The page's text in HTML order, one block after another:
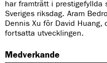
har framträtt i prestigefyllda
Sveriges riksdag. Aram
Dennis Xu för David Huang,
fortsatta utvecklingen.
Medverkande